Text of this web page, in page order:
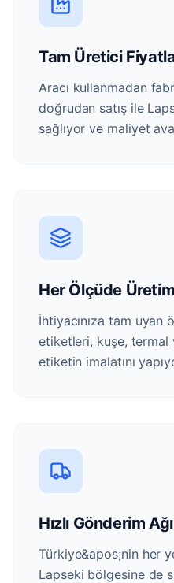
Tam Üretici
Aracı kullanmadan
doğrudan satış ile
sağlıyor ve maliyet
Her Ölçüde Üretim
İhtiyacınıza tam uyan
etiketleri, kuşe,
etiketin imalatını
Hızlı Gönderim Ağı
Türkiye&apos;nin her
Lapseki bölgesine de